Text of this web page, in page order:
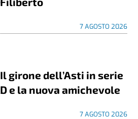
7 AGOSTO 2026
Il girone dell’Asti in serie
D e la nuova amichevole
7 AGOSTO 2026